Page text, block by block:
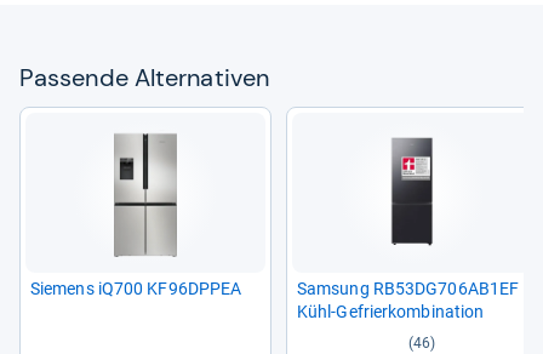
Pas­sende Alter­na­ti­ven
Sie­mens iQ700 KF96DPPEA
Sam­sung RB53DG706AB1EF
Kühl-​Gefrier­kom­bi­na­tion
(46)